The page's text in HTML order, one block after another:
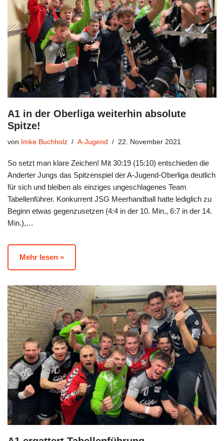
A1 in der Oberliga weiterhin absolute
Spitze!
von Imke Buchholz A-Jugend 22. November 2021
So setzt man klare Zeichen! Mit 30:19 (15:10) entschieden die
Anderter Jungs das Spitzenspiel der A-Jugend-Oberliga deutlich
für sich und bleiben als einziges ungeschlagenes Team
Tabellenführer. Konkurrent JSG Meerhandball hatte lediglich zu
Beginn etwas gegenzusetzen (4:4 in der 10. Min., 6:7 in der 14.
Min.),…
Mehr lesen »